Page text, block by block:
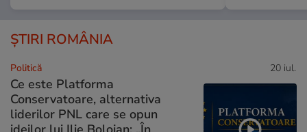
ȘTIRI ROMÂNIA
Politică 20 iul.
Ce este Platforma
Conservatoare, alternativa
liderilor PNL care se opun